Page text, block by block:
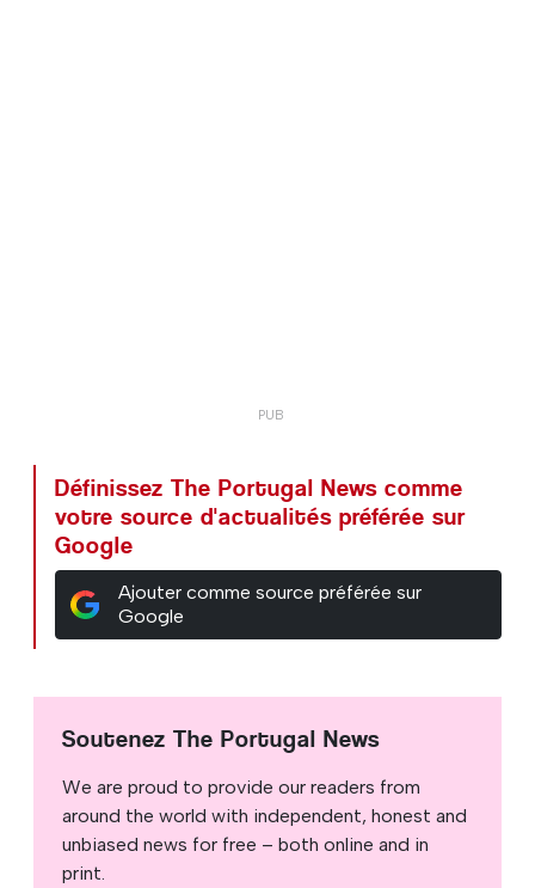
Définissez The Portugal News comme
votre source d'actualités préférée sur
Google
Ajouter comme source préférée sur
Google
Soutenez The Portugal News
We are proud to provide our readers from
around the world with independent, honest and
unbiased news for free – both online and in
print.